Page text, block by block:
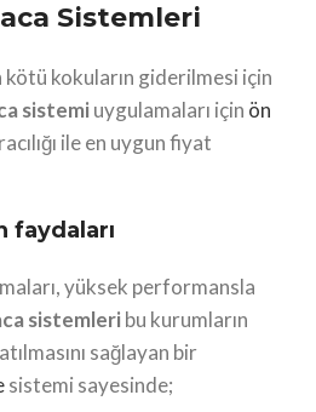
Sistemleri
kokuların giderilmesi için
sistemiuygulamaları için ön
ile en uygun fiyat
faydaları
yüksek performansla
sistemleribu kurumların
sağlayan bir
sistemi sayesinde;